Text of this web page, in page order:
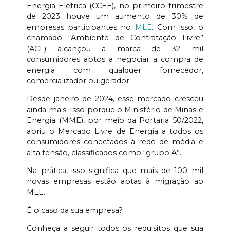
Energia Elétrica (CCEE), no primeiro trimestre
de 2023 houve um aumento de 30% de
empresas participantes no MLE. Com isso, o
chamado “Ambiente de Contratação Livre”
(ACL) alcançou a marca de 32 mil
consumidores aptos a negociar a compra de
energia com qualquer fornecedor,
comercializador ou gerador.
Desde janeiro de 2024, esse mercado cresceu
ainda mais. Isso porque o Ministério de Minas e
Energia (MME), por meio da Portaria 50/2022,
abriu o Mercado Livre de Energia a todos os
consumidores conectados à rede de média e
alta tensão, classificados como “grupo A”.
Na prática, isso significa que mais de 100 mil
novas empresas estão aptas à migração ao
MLE.
É o caso da sua empresa?
Conheça a seguir todos os requisitos que sua